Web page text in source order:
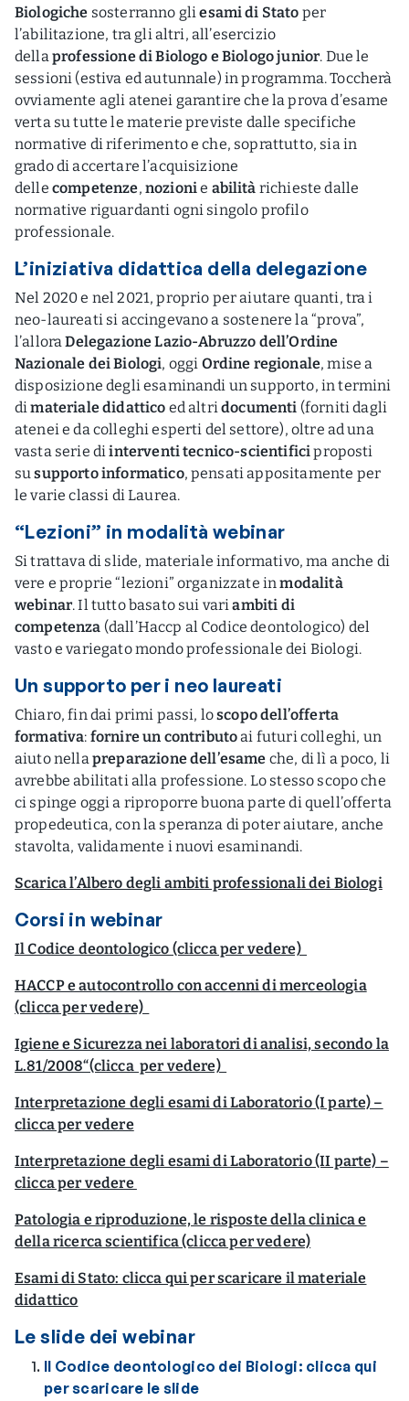
Biologiche sosterranno gliesami di Stato per
l’abilitazione, tra gli altri, all’esercizio
dellaprofessione di Biologo e Biologo junior. Due le
sessioni (estiva ed autunnale) in programma. Toccherà
ovviamente agli atenei garantire che la prova d’esame
verta su tutte le materie previste dalle specifiche
normative di riferimento e che, soprattutto, sia in
grado di accertare l’acquisizione
delle competenze, nozionie abilità richieste dalle
normative riguardanti ogni singolo profilo
professionale.
L’iniziativa didattica della delegazione
Nel 2020 e nel 2021, proprio per aiutare quanti, tra i
neo-laureati si accingevano a sostenere la “prova”,
l’alloraDelegazione Lazio-Abruzzo dell’Ordine
Nazionale dei Biologi, oggi Ordine regionale, mise a
disposizione degli esaminandi un supporto, in termini
dimateriale didattico ed altridocumenti (forniti dagli
atenei e da colleghi esperti del settore), oltre ad una
vasta serie diinterventi tecnico-scientificiproposti
susupporto informatico, pensati appositamente per
le varie classi di Laurea.
“Lezioni” in modalità webinar
Si trattava di slide, materiale informativo, ma anche di
vere e proprie “lezioni” organizzate inmodalità
webinar. Il tutto basato sui variambiti di
competenza (dall’Haccp al Codice deontologico) del
vasto e variegato mondo professionale dei Biologi.
Un supporto per i neo laureati
Chiaro, fin dai primi passi, loscopo dell’offerta
formativa: fornire un contributoai futuri colleghi, un
aiuto nellapreparazione dell’esame che, di lì a poco, li
avrebbe abilitati alla professione. Lo stesso scopo che
ci spinge oggi a riproporre buona parte di quell’offerta
propedeutica, con la speranza di poter aiutare, anche
stavolta, validamente i nuovi esaminandi.
Scarica l’Albero degli ambiti professionali dei Biologi
Corsi in webinar
Il Codice deontologico (clicca per vedere)
HACCP e autocontrollo con accenni di merceologia
(clicca per vedere)
Igiene e Sicurezza nei laboratori di analisi, secondo la
L.81/2008“(clicca per vedere)
Interpretazione degli esami di Laboratorio (I parte) –
clicca per vedere
Interpretazione degli esami di Laboratorio (II parte) –
clicca per vedere
Patologia e riproduzione, le risposte della clinica e
della ricerca scientifica (clicca per vedere)
Esami di Stato: clicca qui per scaricare il materiale
didattico
Le slide dei webinar
Il Codice deontologico dei Biologi: clicca qui
per scaricare le slide